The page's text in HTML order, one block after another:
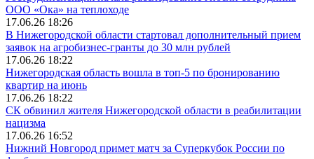
ООО «Ока» на теплоходе
17.06.26 18:26
В Нижегородской области стартовал дополнительный прием
заявок на агробизнес-гранты до 30 млн рублей
17.06.26 18:22
Нижегородская область вошла в топ-5 по бронированию
квартир на июнь
17.06.26 18:22
СК обвинил жителя Нижегородской области в реабилитации
нацизма
17.06.26 16:52
Нижний Новгород примет матч за Суперкубок России по